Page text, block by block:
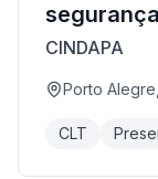
segurança
CINDAPA
Porto
CLT